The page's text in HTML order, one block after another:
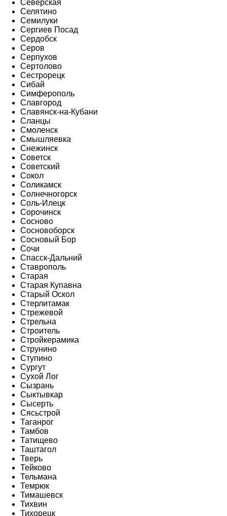
Северская
Селятино
Семилуки
Сергиев Посад
Сердобск
Серов
Серпухов
Сертолово
Сестрорецк
Сибай
Симферополь
Славгород
Славянск-на-Кубани
Сланцы
Смоленск
Смышляевка
Снежинск
Советск
Советский
Сокол
Соликамск
Солнечногорск
Соль-Илецк
Сорочинск
Сосново
Сосновоборск
Сосновый Бор
Сочи
Спасск-Дальний
Ставрополь
Старая
Старая Купавна
Старый Оскол
Стерлитамак
Стрежевой
Стрельна
Строитель
Стройкерамика
Струнино
Ступино
Сургут
Сухой Лог
Сызрань
Сыктывкар
Сысерть
Сясьстрой
Таганрог
Тамбов
Татищево
Таштагол
Тверь
Тейково
Тельмана
Темрюк
Тимашевск
Тихвин
Тихорецк